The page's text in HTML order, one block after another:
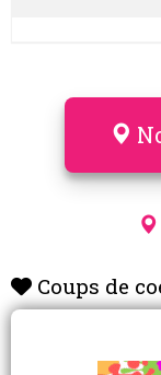
Coups de